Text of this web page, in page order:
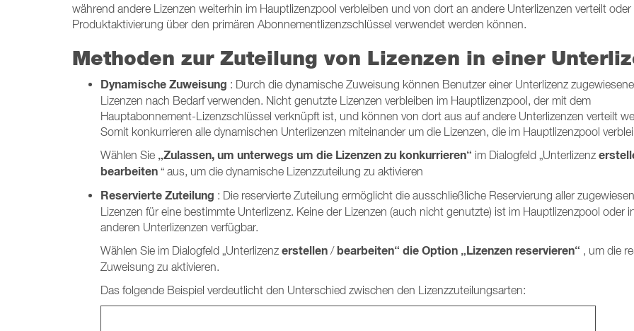
während andere Lizenzen weiterhin im Hauptlizenzpool verbleiben und von dort an andere Unterlizenzen verteilt oder
Produktaktivierung über den primären Abonnementlizenzschlüssel verwendet werden können.
Methoden zur Zuteilung von Lizenzen in einer
Dynamische Zuweisung : Durch die dynamische Zuweisung können Benutzer einer Unterlizenz zugewiesene
Lizenzen nach Bedarf verwenden. Nicht genutzte Lizenzen verbleiben im Hauptlizenzpool, der mit dem
Hauptabonnement-Lizenzschlüssel verknüpft ist, und können von dort aus auf andere Unterlizenzen verteilt
Somit konkurrieren alle dynamischen Unterlizenzen miteinander um die Lizenzen, die im Hauptlizenzpool
Wählen Sie „Zulassen, um unterwegs um die Lizenzen zu konkurrieren“ im Dialogfeld „Unterlizenz
bearbeiten “ aus, um die dynamische Lizenzzuteilung zu aktivieren
Reservierte Zuteilung : Die reservierte Zuteilung ermöglicht die ausschließliche Reservierung aller
Lizenzen für eine bestimmte Unterlizenz. Keine der Lizenzen (auch nicht genutzte) ist im Hauptlizenzpool oder
anderen Unterlizenzen verfügbar.
Wählen Sie im Dialogfeld „Unterlizenz erstellen /bearbeiten“ die Option „Lizenzen reservieren“ , um die
Zuweisung zu aktivieren.
Das folgende Beispiel verdeutlicht den Unterschied zwischen den Lizenzzuteilungsarten: